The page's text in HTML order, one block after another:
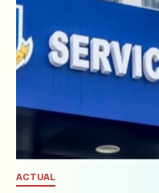
ACTUAL